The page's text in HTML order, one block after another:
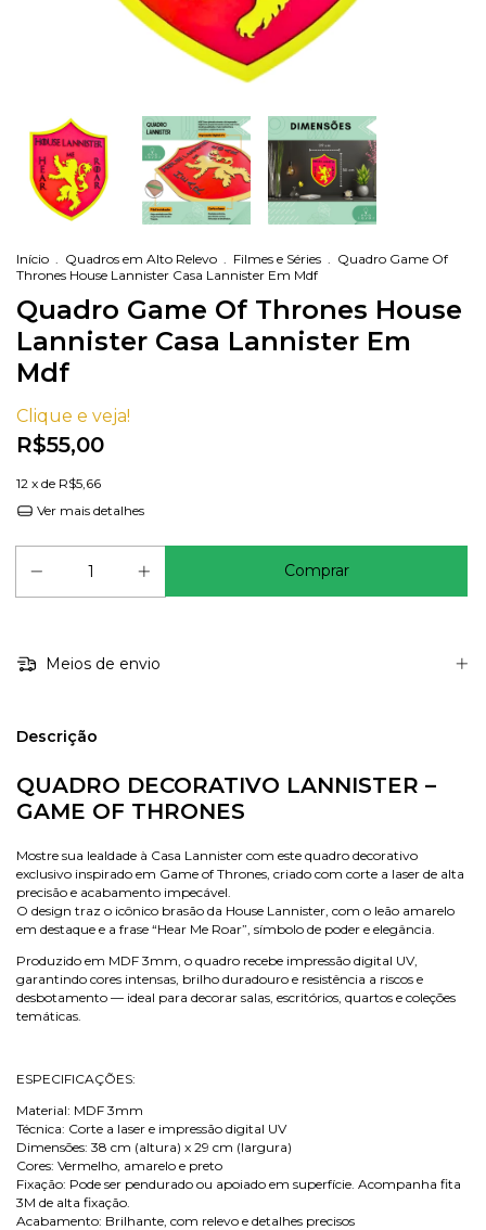
Início . Quadros em Alto Relevo . Filmes e Séries . Quadro Game Of
Thrones House Lannister Casa Lannister Em Mdf
Quadro Game Of Thrones House
Lannister Casa Lannister Em
Mdf
Clique e veja!
R$55,00
12 x de R$5,66
Ver mais detalhes
Meios de envio
Descrição
QUADRO DECORATIVO LANNISTER –
GAME OF THRONES
Mostre sua lealdade à Casa Lannister com este quadro decorativo
exclusivo inspirado em Game of Thrones, criado com corte a laser de alta
precisão e acabamento impecável.
O design traz o icônico brasão da House Lannister, com o leão amarelo
em destaque e a frase “Hear Me Roar”, símbolo de poder e elegância.
Produzido em MDF 3mm, o quadro recebe impressão digital UV,
garantindo cores intensas, brilho duradouro e resistência a riscos e
desbotamento — ideal para decorar salas, escritórios, quartos e coleções
temáticas.
ESPECIFICAÇÕES:
Material: MDF 3mm
Técnica: Corte a laser e impressão digital UV
Dimensões: 38 cm (altura) x 29 cm (largura)
Cores: Vermelho, amarelo e preto
Fixação: Pode ser pendurado ou apoiado em superfície. Acompanha fita
3M de alta fixação.
Acabamento: Brilhante, com relevo e detalhes precisos